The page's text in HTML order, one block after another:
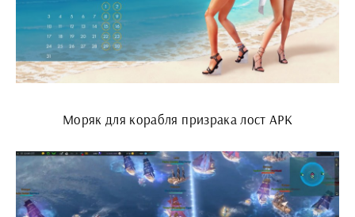
Моряк для корабля призрака лост АРК